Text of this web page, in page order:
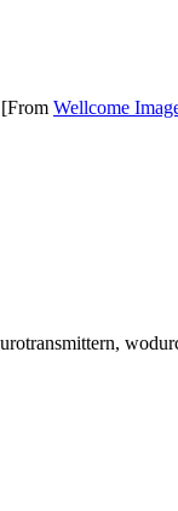
[From Wellcome